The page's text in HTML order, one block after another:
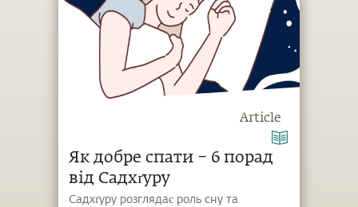
Article
Як добре спати – 6 порад
від Садхґуру
Садхґуру розглядає роль сну та